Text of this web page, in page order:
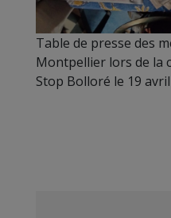
Table de presse des
Montpellier lors de la
Stop Bolloré le 19